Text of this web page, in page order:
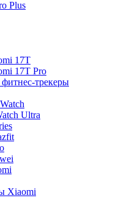
Plus
17Т
17Т Pro
трекеры
Ultra
Xiaomi